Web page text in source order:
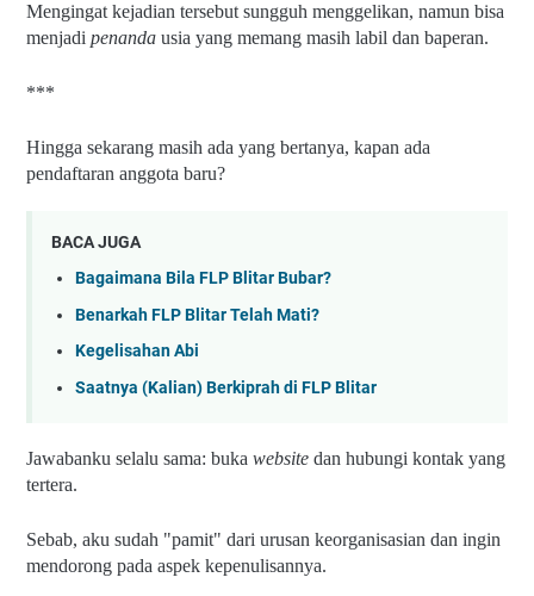
Mengingat kejadian tersebut sungguh menggelikan, namun bisa
menjadi penanda usia yang memang masih labil dan baperan.
***
Hingga sekarang masih ada yang bertanya, kapan ada
pendaftaran anggota baru?
BACA JUGA
Bagaimana Bila FLP Blitar Bubar?
Benarkah FLP Blitar Telah Mati?
Kegelisahan Abi
Saatnya (Kalian) Berkiprah di FLP Blitar
Jawabanku selalu sama: buka website dan hubungi kontak yang
tertera.
Sebab, aku sudah "pamit" dari urusan keorganisasian dan ingin
mendorong pada aspek kepenulisannya.